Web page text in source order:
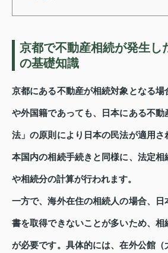
京都で不動産相続が発生し
の基礎知識
京都にある不動産が相続対象となる場
や外国籍であっても、日本にある不動
法」の原則により日本の民法が適用さ
本国内の相続手続きと同様に、法定相
や相続分の計算が行われます。
一方で、海外在住の相続人の場合、日
書を取得できないことが多いため、相
が必要です。具体的には、在外公館（